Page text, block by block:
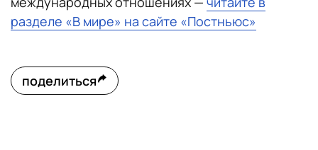
разделе «В мире» на сайте «Постньюс»
поделиться